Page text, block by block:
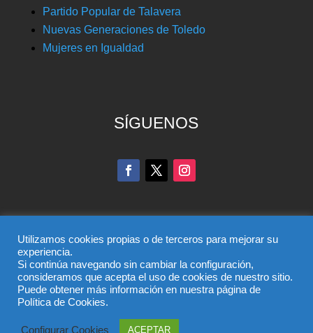
Partido Popular de Talavera
Nuevas Generaciones de Toledo
Mujeres en Igualdad
SÍGUENOS
© Partido Popular de Toledo – C/ Colombia, 6, 45004,
Toledo, Teléfono 925 285 528
El uso de este sitio implica la aceptación del
lapolítica de privacidady lapolítica de cookies
Utilizamos cookies propias o de terceros para mejorar su
experiencia.
Si continúa navegando sin cambiar la configuración,
consideramos que acepta el uso de cookies de nuestro sitio.
Puede obtener más información en nuestra página de
Política de Cookies.
Configurar Cookies ACEPTAR